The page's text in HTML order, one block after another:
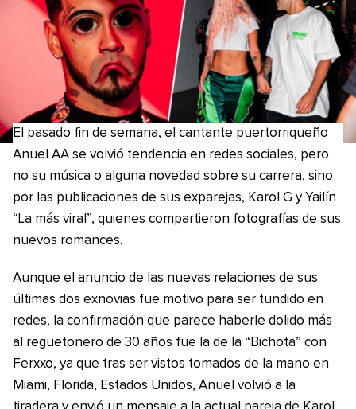
El pasado fin de semana, el cantante puertorriqueño
Anuel AA se volvió tendencia en redes sociales, pero
no su música o alguna novedad sobre su carrera, sino
por las publicaciones de sus exparejas, Karol G y Yailín
“La más viral”, quienes compartieron fotografías de sus
nuevos romances.
Aunque el anuncio de las nuevas relaciones de sus
últimas dos exnovias fue motivo para ser tundido en
redes, la confirmación que parece haberle dolido más
al reguetonero de 30 años fue la de la “Bichota” con
Ferxxo, ya que tras ser vistos tomados de la mano en
Miami, Florida, Estados Unidos, Anuel volvió a la